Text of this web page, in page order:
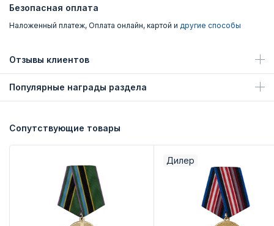
Безопасная оплата
Наложенный платеж, Оплата онлайн, картой и другие способы
Отзывы клиентов
Популярные награды раздела
Сопутствующие товары
Дилер